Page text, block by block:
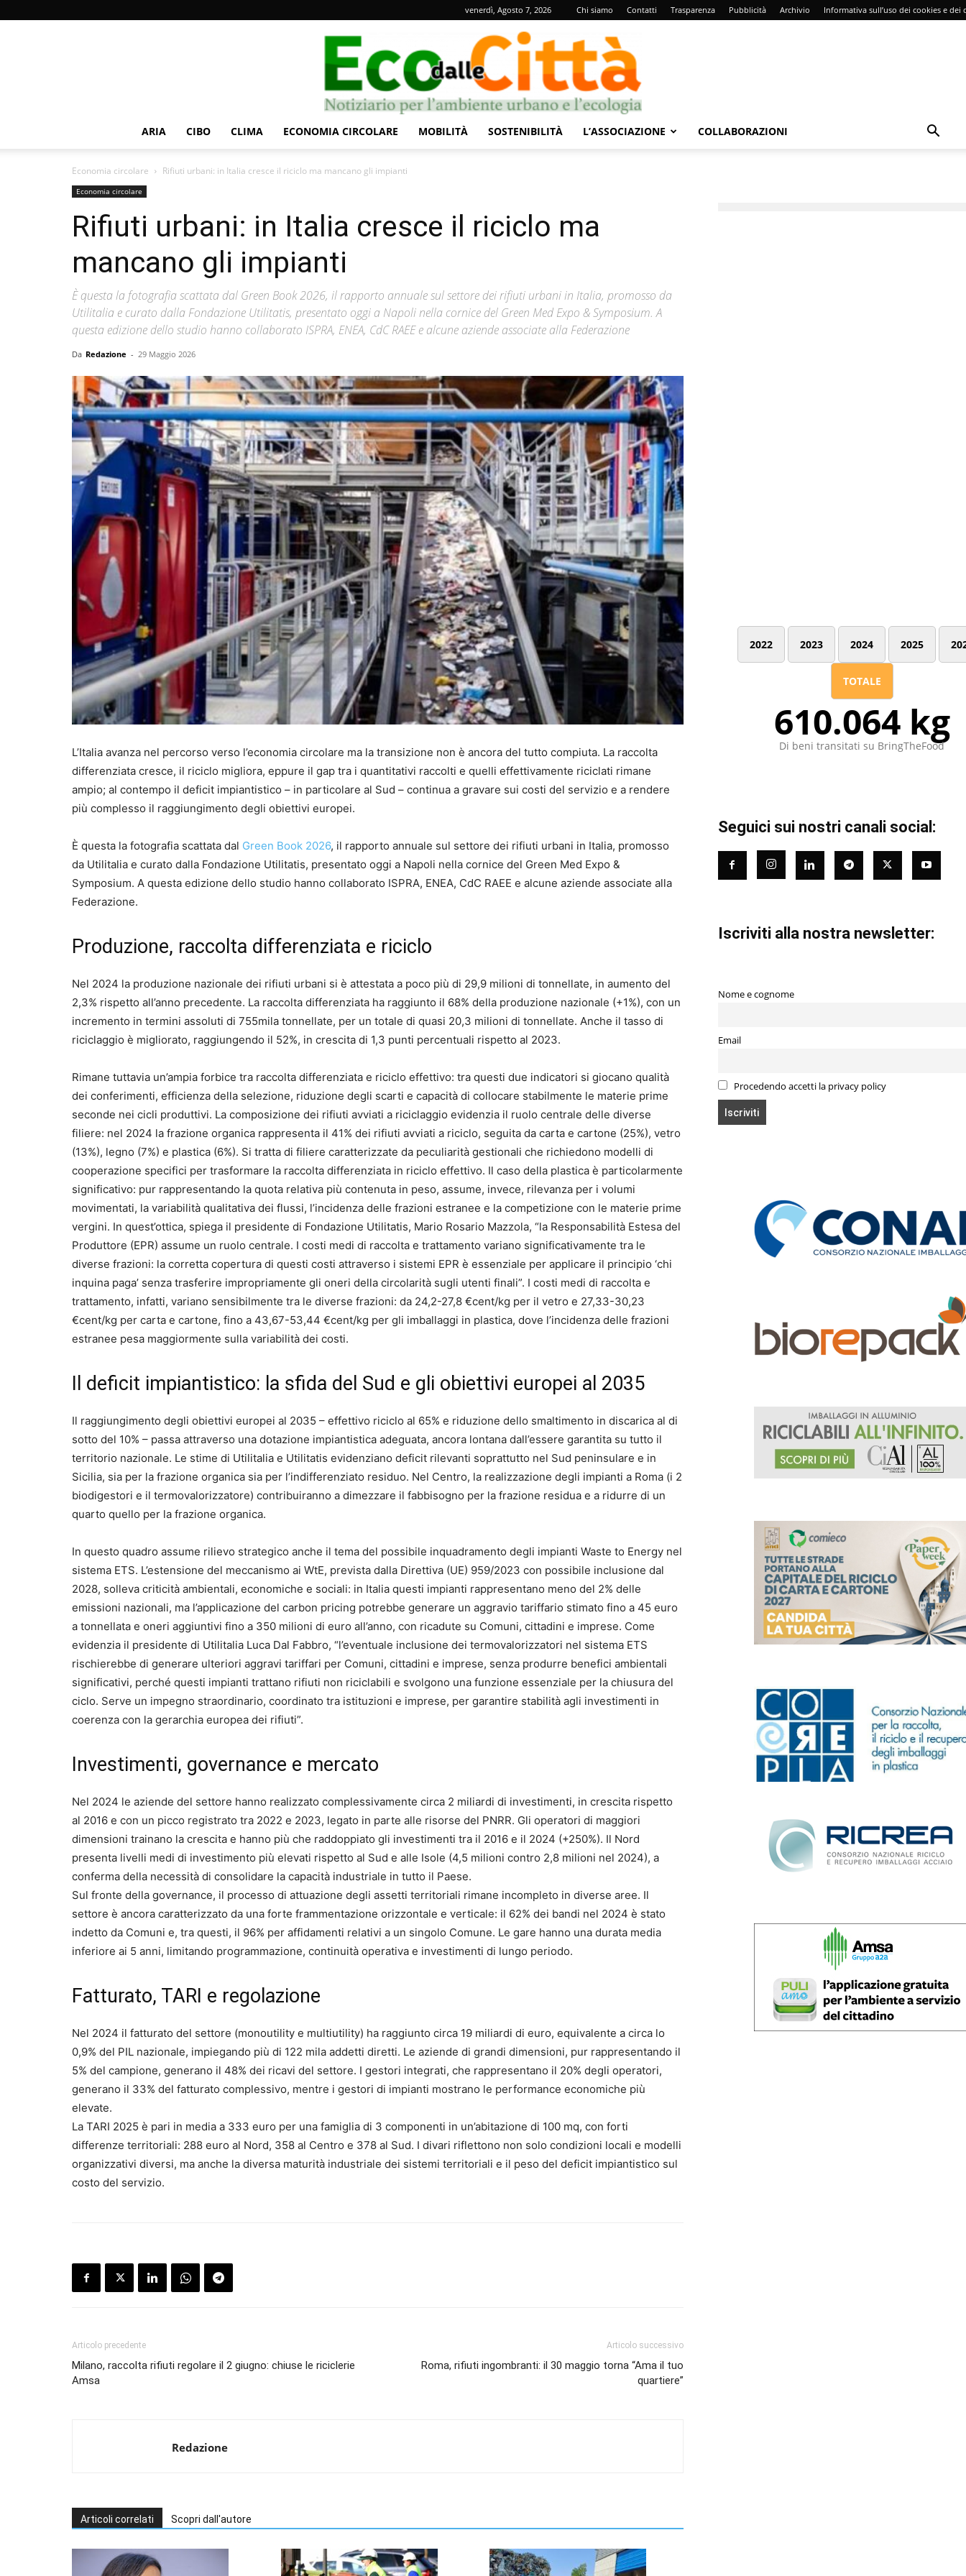
venerdì, Agosto 7, 2026 Chi siamo Contatti Trasparenza Pubblicità Archivio Informativa sull’uso dei cookies e dei
ARIA CIBO CLIMA ECONOMIA CIRCOLARE MOBILITÀ SOSTENIBILITÀ L’ASSOCIAZIONE COLLABORAZIONI
Economia circolare Rifiuti urbani: in Italia cresce il riciclo ma mancano gli impianti
Economia circolare
Rifiuti urbani: in Italia cresce il riciclo ma
mancano gli impianti
È questa la fotografia scattata dal Green Book 2026, il rapporto annuale sul settore dei rifiuti urbani in Italia, promosso da
Utilitalia e curato dalla Fondazione Utilitatis, presentato oggi a Napoli nella cornice del Green Med Expo & Symposium. A
questa edizione dello studio hanno collaborato ISPRA, ENEA, CdC RAEE e alcune aziende associate alla Federazione
Da Redazione - 29 Maggio 2026
L’Italia avanza nel percorso verso l’economia circolare ma la transizione non è ancora del tutto compiuta. La raccolta
differenziata cresce, il riciclo migliora, eppure il gap tra i quantitativi raccolti e quelli effettivamente riciclati rimane
ampio; al contempo il deficit impiantistico – in particolare al Sud – continua a gravare sui costi del servizio e a rendere
più complesso il raggiungimento degli obiettivi europei.
È questa la fotografia scattata dal Green Book 2026, il rapporto annuale sul settore dei rifiuti urbani in Italia, promosso
da Utilitalia e curato dalla Fondazione Utilitatis, presentato oggi a Napoli nella cornice del Green Med Expo &
Symposium. A questa edizione dello studio hanno collaborato ISPRA, ENEA, CdC RAEE e alcune aziende associate alla
Federazione.
Produzione, raccolta differenziata e riciclo
Nel 2024 la produzione nazionale dei rifiuti urbani si è attestata a poco più di 29,9 milioni di tonnellate, in aumento del
2,3% rispetto all’anno precedente. La raccolta differenziata ha raggiunto il 68% della produzione nazionale (+1%), con un
incremento in termini assoluti di 755mila tonnellate, per un totale di quasi 20,3 milioni di tonnellate. Anche il tasso di
riciclaggio è migliorato, raggiungendo il 52%, in crescita di 1,3 punti percentuali rispetto al 2023.
Rimane tuttavia un’ampia forbice tra raccolta differenziata e riciclo effettivo: tra questi due indicatori si giocano qualità
dei conferimenti, efficienza della selezione, riduzione degli scarti e capacità di collocare stabilmente le materie prime
seconde nei cicli produttivi. La composizione dei rifiuti avviati a riciclaggio evidenzia il ruolo centrale delle diverse
filiere: nel 2024 la frazione organica rappresenta il 41% dei rifiuti avviati a riciclo, seguita da carta e cartone (25%), vetro
(13%), legno (7%) e plastica (6%). Si tratta di filiere caratterizzate da peculiarità gestionali che richiedono modelli di
cooperazione specifici per trasformare la raccolta differenziata in riciclo effettivo. Il caso della plastica è particolarmente
significativo: pur rappresentando la quota relativa più contenuta in peso, assume, invece, rilevanza per i volumi
movimentati, la variabilità qualitativa dei flussi, l’incidenza delle frazioni estranee e la competizione con le materie prime
vergini. In quest’ottica, spiega il presidente di Fondazione Utilitatis, Mario Rosario Mazzola, “la Responsabilità Estesa del
Produttore (EPR) assume un ruolo centrale. I costi medi di raccolta e trattamento variano significativamente tra le
diverse frazioni: la corretta copertura di questi costi attraverso i sistemi EPR è essenziale per applicare il principio ‘chi
inquina paga’ senza trasferire impropriamente gli oneri della circolarità sugli utenti finali”. I costi medi di raccolta e
trattamento, infatti, variano sensibilmente tra le diverse frazioni: da 24,2-27,8 €cent/kg per il vetro e 27,33-30,23
€cent/kg per carta e cartone, fino a 43,67-53,44 €cent/kg per gli imballaggi in plastica, dove l’incidenza delle frazioni
estranee pesa maggiormente sulla variabilità dei costi.
Il deficit impiantistico: la sfida del Sud e gli obiettivi europei al 2035
Il raggiungimento degli obiettivi europei al 2035 – effettivo riciclo al 65% e riduzione dello smaltimento in discarica al di
sotto del 10% – passa attraverso una dotazione impiantistica adeguata, ancora lontana dall’essere garantita su tutto il
territorio nazionale. Le stime di Utilitalia e Utilitatis evidenziano deficit rilevanti soprattutto nel Sud peninsulare e in
Sicilia, sia per la frazione organica sia per l’indifferenziato residuo. Nel Centro, la realizzazione degli impianti a Roma (i 2
biodigestori e il termovalorizzatore) contribuiranno a dimezzare il fabbisogno per la frazione residua e a ridurre di un
quarto quello per la frazione organica.
In questo quadro assume rilievo strategico anche il tema del possibile inquadramento degli impianti Waste to Energy nel
sistema ETS. L’estensione del meccanismo ai WtE, prevista dalla Direttiva (UE) 959/2023 con possibile inclusione dal
2028, solleva criticità ambientali, economiche e sociali: in Italia questi impianti rappresentano meno del 2% delle
emissioni nazionali, ma l’applicazione del carbon pricing potrebbe generare un aggravio tariffario stimato fino a 45 euro
a tonnellata e oneri aggiuntivi fino a 350 milioni di euro all’anno, con ricadute su Comuni, cittadini e imprese. Come
evidenzia il presidente di Utilitalia Luca Dal Fabbro, “l’eventuale inclusione dei termovalorizzatori nel sistema ETS
rischierebbe di generare ulteriori aggravi tariffari per Comuni, cittadini e imprese, senza produrre benefici ambientali
significativi, perché questi impianti trattano rifiuti non riciclabili e svolgono una funzione essenziale per la chiusura del
ciclo. Serve un impegno straordinario, coordinato tra istituzioni e imprese, per garantire stabilità agli investimenti in
coerenza con la gerarchia europea dei rifiuti”.
Investimenti, governance e mercato
Nel 2024 le aziende del settore hanno realizzato complessivamente circa 2 miliardi di investimenti, in crescita rispetto
al 2016 e con un picco registrato tra 2022 e 2023, legato in parte alle risorse del PNRR. Gli operatori di maggiori
dimensioni trainano la crescita e hanno più che raddoppiato gli investimenti tra il 2016 e il 2024 (+250%). Il Nord
presenta livelli medi di investimento più elevati rispetto al Sud e alle Isole (4,5 milioni contro 2,8 milioni nel 2024), a
conferma della necessità di consolidare la capacità industriale in tutto il Paese.
Sul fronte della governance, il processo di attuazione degli assetti territoriali rimane incompleto in diverse aree. Il
settore è ancora caratterizzato da una forte frammentazione orizzontale e verticale: il 62% dei bandi nel 2024 è stato
indetto da Comuni e, tra questi, il 96% per affidamenti relativi a un singolo Comune. Le gare hanno una durata media
inferiore ai 5 anni, limitando programmazione, continuità operativa e investimenti di lungo periodo.
Fatturato, TARI e regolazione
Nel 2024 il fatturato del settore (monoutility e multiutility) ha raggiunto circa 19 miliardi di euro, equivalente a circa lo
0,9% del PIL nazionale, impiegando più di 122 mila addetti diretti. Le aziende di grandi dimensioni, pur rappresentando il
5% del campione, generano il 48% dei ricavi del settore. I gestori integrati, che rappresentano il 20% degli operatori,
generano il 33% del fatturato complessivo, mentre i gestori di impianti mostrano le performance economiche più
elevate.
La TARI 2025 è pari in media a 333 euro per una famiglia di 3 componenti in un’abitazione di 100 mq, con forti
differenze territoriali: 288 euro al Nord, 358 al Centro e 378 al Sud. I divari riflettono non solo condizioni locali e modelli
organizzativi diversi, ma anche la diversa maturità industriale dei sistemi territoriali e il peso del deficit impiantistico sul
costo del servizio.
Articolo precedente
Milano, raccolta rifiuti regolare il 2 giugno: chiuse le riciclerie
Amsa
Articolo successivo
Roma, rifiuti ingombranti: il 30 maggio torna “Ama il tuo
quartiere”
Redazione
Articoli correlati Scopri dall'autore
2022 2023 2024 2025
TOTALE
610.064 kg
Di beni transitati su BringTheFood
Seguici sui nostri canali social:
Iscriviti alla nostra newsletter:
Nome e cognome
Email
Procedendo accetti la privacy policy